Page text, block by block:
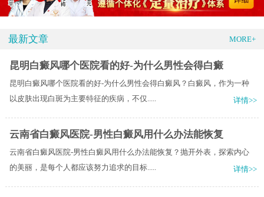
最新文章 MORE+
昆明白癜风哪个医院看的好-为什么男性会得白癜
昆明白癜风哪个医院看的好-为什么男性会得白癜风？白癜风，作为一种
以皮肤出现白斑为主要特征的疾病，不仅.....
详情>>
云南省白癜风医院-男性白癜风用什么办法能恢复
云南省白癜风医院-男性白癜风用什么办法能恢复？抛开外表，探索内心
的美丽，是每个人都应该努力追求的目标.....
详情>>